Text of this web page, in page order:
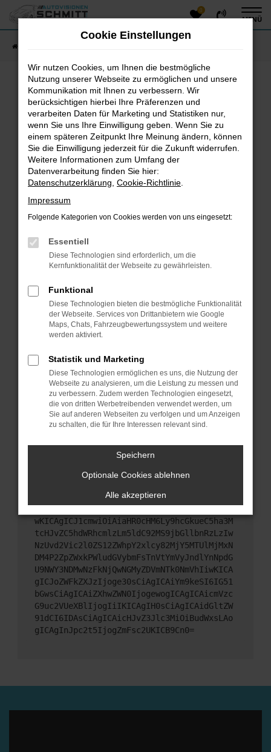
Zum
Hauptinhalt
0
MENÜ
Fehler: Network Error
Beim Laden ist ein Fehler aufgetreten.
Hier sind ein paar Tipps, die dir helfen können:
Überprüfe deine Firewall und deine
Internetverbindung.
Laden andere Webseiten, zum Beispiel deine
Suchmaschine?
Prüfe deine Browsererweiterungen.
das Laden bestimmter Seiten verhindern.
Funktioniert die Seite in einem anderen Browser
oder in einem privaten Fenster?
Das kann manchmal helfen, vorübergehende
Probleme zu beheben.
Stelle sicher, dass dein Browser und dein
Betriebssystem auf dem neuesten Stand sind.
Sicherheitsrisiko, sondern kann auch dazu führen,
dass bestimmte Funktionen nicht mehr
unterstützt werden.
Wende dich an den Webseitenbetreiber.
Wenn du alle oben genannten Schritte versucht
hast, kontaktiere uns bitte. Wir werden versuchen,
das Problem zu beheben. Du kannst uns diesen
Text schicken, um uns bei der Fehlersuche zu
unterstützen:
ewogICJuYW1lIjogIk5ldHdvcmtFcnJvciIsCiAgI
mNvbmZpZyI6IHsKICAgICJtZXRob2QiOiAiR0VUIi
wKICAgICJ1cmwiOiAiaHR0cHM6Ly9hcGkueC5ha3M
tcHJvZC5hdWRhcmlzLm5ldC92MS9jbGllbnRzLzIw
NzUvd2Vic2l0ZS12ZWhpY2xlcy82MjY5MTUlMjMxN
DM4P2ZpZWxkPWludGVybmFsTnVtYmVyJndlYnNpdG
U9NWY3NDMwNzFkNjQwNGMyZDVmNTk0NmVhIiwKICA
gICJoZWFkZXJzIjoge30sCiAgICAiYm9keSI6IG51
bGwsCiAgICAiZXhwZWN0IjogewogICAgICAicmVzc
G9uc2VUeXBlIjogIiIKICAgIH0sCiAgICAidGltZW
91dCI6IDAsCiAgICAicHJvZ3Jlc3MiOiBudWxsLAo
gICAgInJpc2t5IjogZmFsc2UKICB9Cn0=
Cookie Einstellungen
Wir nutzen Cookies, um Ihnen die bestmögliche
Nutzung unserer Webseite zu ermöglichen und unsere
Kommunikation mit Ihnen zu verbessern. Wir
berücksichtigen hierbei Ihre Präferenzen und
verarbeiten Daten für Marketing und Statistiken nur,
wenn Sie uns Ihre Einwilligung geben. Wenn Sie zu
einem späteren Zeitpunkt Ihre Meinung ändern, können
Sie die Einwilligung jederzeit für die Zukunft widerrufen.
Weitere Informationen zum Umfang der
Datenverarbeitung finden Sie hier:
Datenschutzerklärung Cookie-Richtlinie
Impressum
Folgende Kategorien von Cookies werden von uns eingesetzt:
Essentiell
Diese Technologien sind erforderlich, um die
Kernfunktionalität der Webseite zu gewährleisten.
Funktional
Diese Technologien bieten die bestmögliche Funktionalität
der Webseite. Services von Drittanbietern wie Google
Maps, Chats, Fahrzeugbewertungssystem und weitere
werden aktiviert.
Statistik und Marketing
Diese Technologien ermöglichen es uns, die Nutzung der
Webseite zu analysieren, um die Leistung zu messen und
zu verbessern. Zudem werden Technologien eingesetzt,
die von dritten Werbetreibenden verwendet werden, um
Sie auf anderen Webseiten zu verfolgen und um Anzeigen
zu schalten, die für Ihre Interessen relevant sind.
Speichern
Optionale Cookies ablehnen
Alle akzeptieren